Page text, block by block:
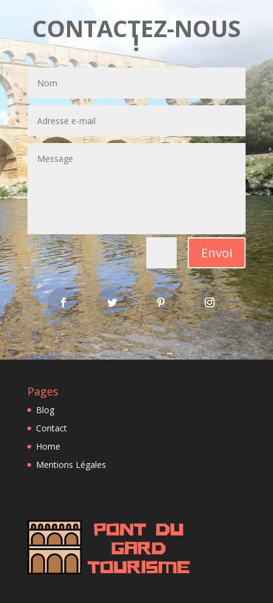
CONTACTEZ-NOUS
!
3 + 12= Envoi
Pages
Blog
Contact
Home
Mentions Légales